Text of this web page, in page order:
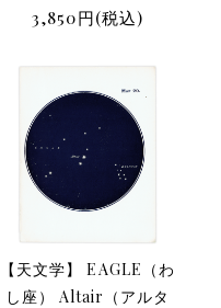
3,850円(税込)
【天文学】 EAGLE（わ
し座） Altair（アルタ